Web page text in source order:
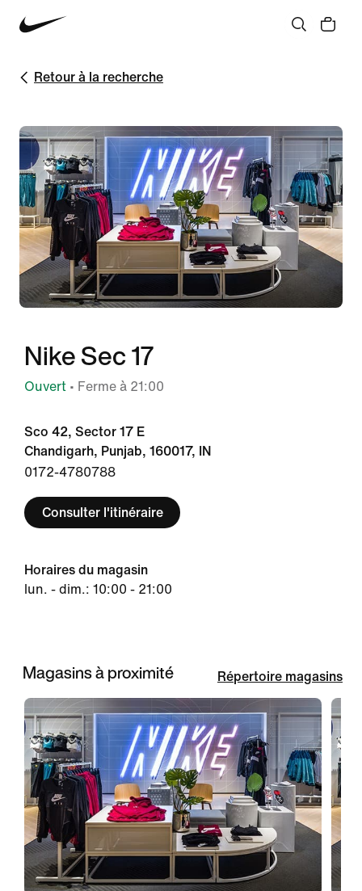
Retour à la recherche
Nike Sec 17
Ouvert • Ferme à 21:00
Sco 42, Sector 17 E
Chandigarh, Punjab, 160017, IN
0172-4780788
Consulter l'itinéraire
Horaires du magasin
lun. - dim.: 10:00 - 21:00
Magasins à proximité Répertoire magasins